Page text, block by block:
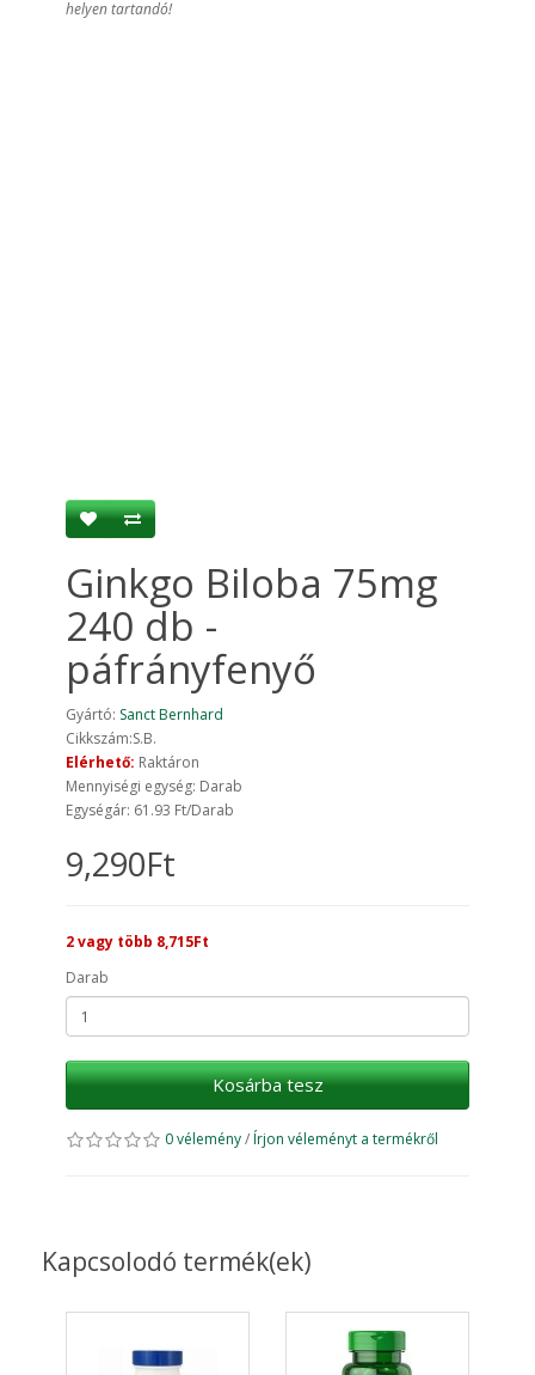
helyen tartandó!
Ginkgo Biloba 75mg
240 db -
páfrányfenyő
Gyártó: Sanct Bernhard
Cikkszám:S.B.
Elérhető: Raktáron
Mennyiségi egység: Darab
Egységár: 61.93 Ft/Darab
9,290Ft
2 vagy több 8,715Ft
Darab
Kosárba tesz
0 vélemény/Írjon véleményt a termékről
Kapcsolodó termék(ek)